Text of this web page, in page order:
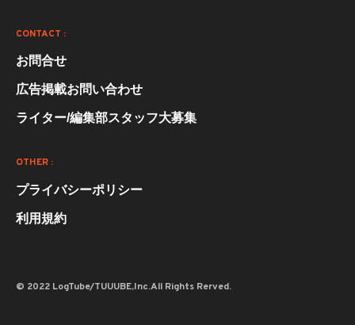
CONTACT :
お問合せ
広告掲載お問い合わせ
ライター/編集部スタッフ大募集
OTHER :
プライバシーポリシー
利用規約
© 2022 LogTube/TUUUBE,Inc.All Rights Rerved.